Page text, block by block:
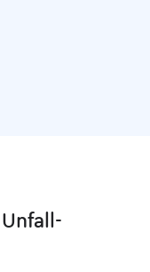
Unfall­